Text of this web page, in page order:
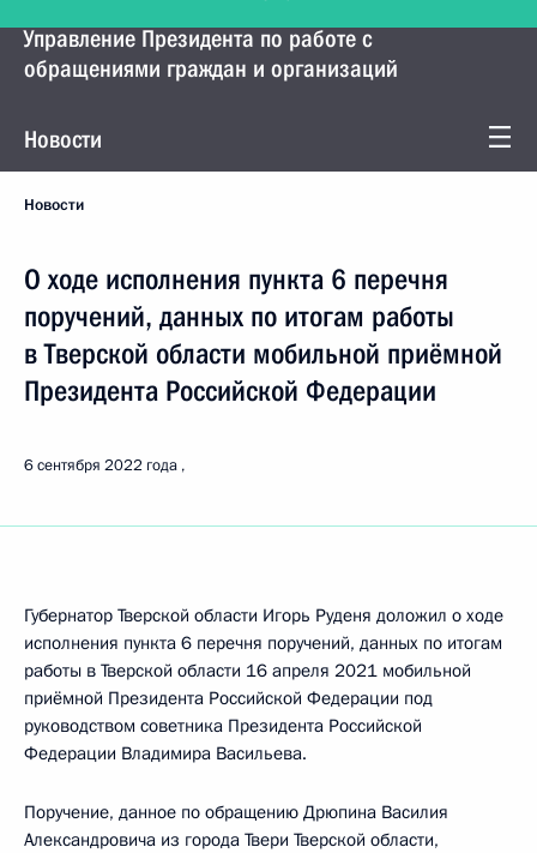
Управление Президента по работе с
обращениями граждан и организаций
Новости
Новости
О ходе исполнения пункта 6 перечня
поручений, данных по итогам работы
в Тверской области мобильной приёмной
Президента Российской Федерации
6 сентября 2022 года
Губернатор Тверской области Игорь Руденя доложил о ходе
исполнения пункта 6 перечня поручений, данных по итогам
работы в Тверской области 16 апреля 2021 мобильной
приёмной Президента Российской Федерации под
руководством советника Президента Российской
Федерации Владимира Васильева.
Поручение, данное по обращению Дрюпина Василия
Александровича из города Твери Тверской области,